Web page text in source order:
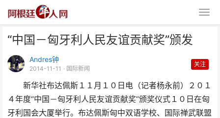
“中国－匈牙利人民友谊贡献奖”颁发
Andres钟
2014-11-11 · 国际新闻
关注
新华社布达佩斯１１月１０日电（记者杨永前）２０１
４年度“中国－匈牙利人民友谊贡献奖”颁奖仪式１０日在匈
牙利国会大厦举行。布达佩斯匈中双语学校、国际禅武联盟
“中国－匈牙利人民友谊贡献奖”颁